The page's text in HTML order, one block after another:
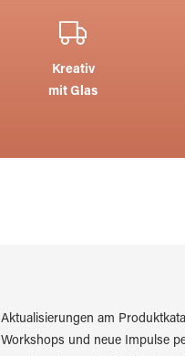
Kreativ
mit Glas
Aktualisierungen am
Workshops und neue Impulse